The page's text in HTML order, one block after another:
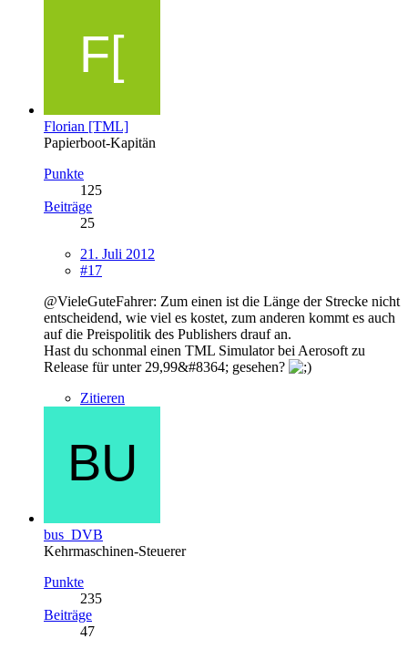
Florian [TML]
Papierboot-Kapitän
Punkte
125
Beiträge
25
21. Juli 2012
#17
@VieleGuteFahrer: Zum einen ist die Länge der Strecke nicht
entscheidend, wie viel es kostet, zum anderen kommt es auch
auf die Preispolitik des Publishers drauf an.
Hast du schonmal einen TML Simulator bei Aerosoft zu
Release für unter 29,99&#8364; gesehen?
Zitieren
bus_DVB
Kehrmaschinen-Steuerer
Punkte
235
Beiträge
47